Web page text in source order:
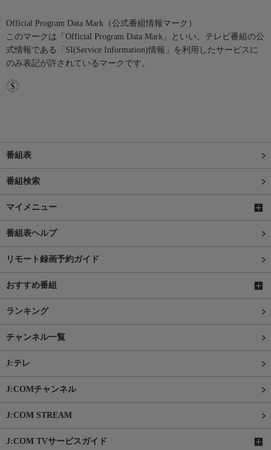
Official Program Data Mark（公式番組情報マーク）
このマークは「Official Program Data Mark」といい、テレビ番組の公
式情報である「SI(Service Information)情報」を利用したサービスに
のみ表記が許されているマークです。
番組表
番組検索
マイメニュー
番組表ヘルプ
リモート録画予約ガイド
おすすめ番組
ランキング
チャンネル一覧
J:テレ
J:COMチャンネル
J:COM STREAM
J:COM TVサービスガイド